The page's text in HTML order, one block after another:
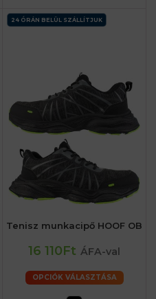
24 ÓRÁN BELÜL SZÁLLÍTJUK
Tenisz munkacipő HOOF OB
16 110Ft ÁFA-val
OPCIÓK VÁLASZTÁSA